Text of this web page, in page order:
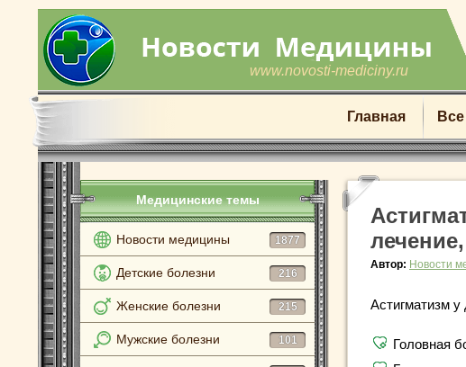
www.novosti-mediciny.ru
Главная
Медицинские темы
Новости медицины 1877
Детские болезни 216
Женские болезни 215
Мужские болезни 101
Автор: Новости
Астигматизм
Головная